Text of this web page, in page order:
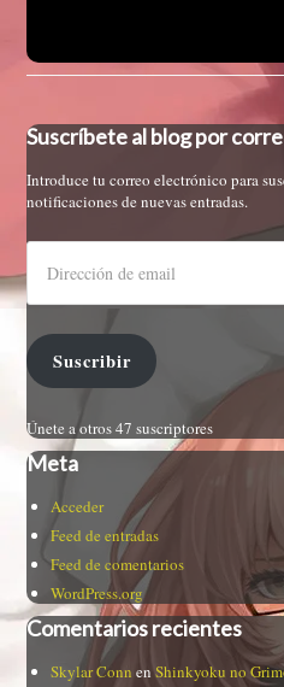
Suscríbete al blog por
Introduce tu correo electrónico para
notificaciones de nuevas entradas.
Suscribir
Únete a otros 47 suscriptores
Meta
Acceder
Feed de entradas
Feed de comentarios
WordPress.org
Comentarios recientes
Skylar Conn enShinkyoku no